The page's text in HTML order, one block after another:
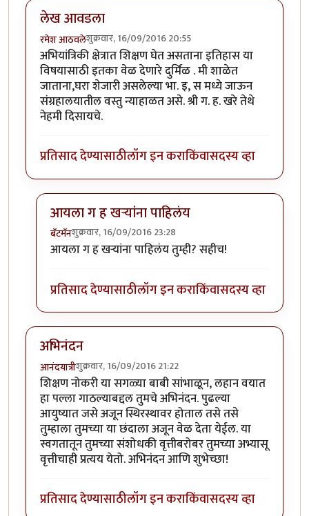
लेख आवडला
रमेश आठवलेशुक्रवार, 16/09/2016 20:55
अभियांत्रिकी क्षेत्रात शिक्षण घेत असताना इतिहास या
विषयासाठी इतका वेळ देणारे दुर्मिळ . मी शाळेत
जाताना,घरा शेजारी असलेल्या भा. इ, स मध्ये जाऊन
संग्रहालयातील वस्तु न्याहाळत असे. श्री ग. ह. खरे तेथे
नेहमी दिसायचे.
प्रतिसाद देण्यासाठीलॉग इन कराकिंवासदस्य व्हा
आयला ग ह खर्‍यांना पाहिलंय
बॅटमॅनशुक्रवार, 16/09/2016 23:28
In reply toलेख आवडलाbyरमेश आठवले
आयला ग ह खर्‍यांना पाहिलंय तुम्ही? सहीच!
प्रतिसाद देण्यासाठीलॉग इन कराकिंवासदस्य व्हा
अभिनंदन
आनंदयात्रीशुक्रवार, 16/09/2016 21:22
शिक्षण नोकरी या सगळ्या बाबी सांभाळून, लहान वयात
हा पल्ला गाठल्याबद्दल तुमचे अभिनंदन. पुढल्या
आयुष्यात जसे अजून स्थिरस्थावर होताल तसे तसे
तुम्हाला तुमच्या या छंदाला अजून वेळ देता येईल. या
स्वगतातून तुमच्या संशोधकी वृत्तीबरोबर तुमच्या अभ्यासू
वृत्तीचाही प्रत्यय येतो. अभिनंदन आणि शुभेच्छा!
प्रतिसाद देण्यासाठीलॉग इन कराकिंवासदस्य व्हा